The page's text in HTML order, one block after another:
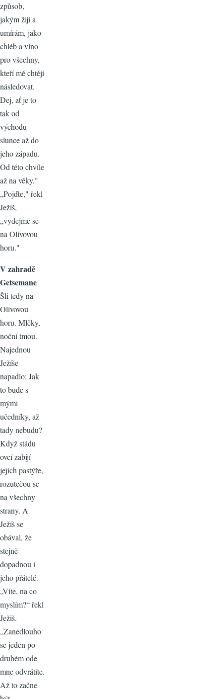
způsob,
jakým žiji a
umírám, jako
chléb a víno
pro všechny,
kteří mě chtějí
následovat.
Dej, ať je to
tak od
východu
slunce až do
jeho západu.
Od této chvíle
až na věky."
„Pojďte," řekl
Ježíš,
„vydejme se
na Olivovou
horu."
V zahradě
Getsemane
Šli tedy na
Olivovou
horu. Mlčky,
noční tmou.
Najednou
Ježíše
napadlo: Jak
to bude s
mými
učedníky, až
tady nebudu?
Když stádu
ovcí zabijí
jejich pastýře,
rozutečou se
na všechny
strany. A
Ježíš se
obával, že
stejně
dopadnou i
jeho přátelé.
„Víte, na co
myslím?“ řekl
Ježiš.
„Zanedlouho
se jeden po
druhém ode
mne odvrátíte.
Až to začne